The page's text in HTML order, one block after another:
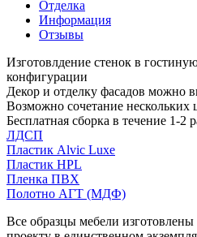
Отделка
Информация
Отзывы
Изготовлдение стенок в
конфигурации
Декор и отделку фасадов можно
Возможно сочетание нескольких
Бесплатная сборка в течение 1-2
ЛДСП
Пластик Alvic Luxe
Пластик HPL
Пленка ПВХ
Полотно АГТ (МДФ)
Все образцы мебели